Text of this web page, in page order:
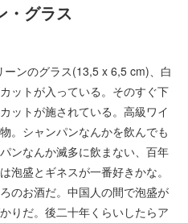
・グラス
ンのグラス(13,5 x 6,5 cm)、白
ットが入っている。そのすぐ下
ットが施されている。高級ワイ
。シャンパンなんかを飲んでも
ンなんか滅多に飲まない、百年
泡盛とギネスが一番好きかな。
のお酒だ。中国人の間で泡盛が
りだ。後二十年くらいしたらア